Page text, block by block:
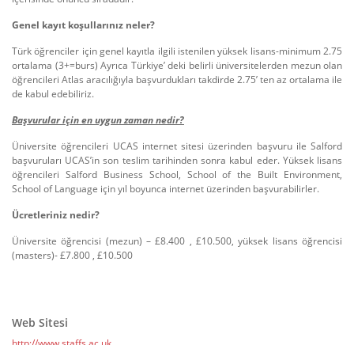
Genel kayıt koşullarınız neler?
Türk öğrenciler için genel kayıtla ilgili istenilen yüksek lisans-minimum 2.75
ortalama (3+=burs) Ayrıca Türkiye’ deki belirli üniversitelerden mezun olan
öğrencileri Atlas aracılığıyla başvurdukları takdirde 2.75’ ten az ortalama ile
de kabul edebiliriz.
Başvurular için en uygun zaman nedir?
Üniversite öğrencileri UCAS internet sitesi üzerinden başvuru ile Salford
başvuruları UCAS’in son teslim tarihinden sonra kabul eder. Yüksek lisans
öğrencileri Salford Business School, School of the Built Environment,
School of Language için yıl boyunca internet üzerinden başvurabilirler.
Ücretleriniz nedir?
Üniversite öğrencisi (mezun) – £8.400 , £10.500, yüksek lisans öğrencisi
(masters)- £7.800 , £10.500
Web Sitesi